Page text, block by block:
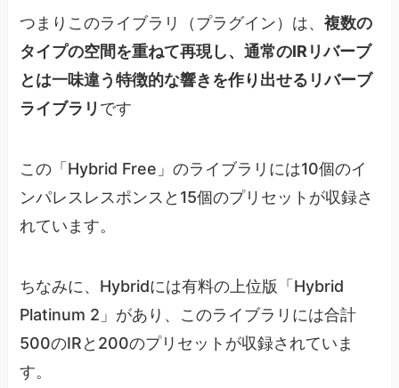
つまりこのライブラリ（プラグイン）は、複数の
タイプの空間を重ねて再現し、通常のIRリバーブ
とは一味違う特徴的な響きを作り出せるリバーブ
ライブラリ です
この「Hybrid Free」のライブラリには10個のイ
ンパレスレスポンスと15個のプリセットが収録さ
れています。
ちなみに、Hybridには有料の上位版「Hybrid
Platinum 2」があり、このライブラリには合計
500のIRと200のプリセットが収録されていま
す。